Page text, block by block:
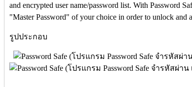
and encrypted user name/password list. With Password
"Master Password" of your choice in order to unlock and
รูปประกอบ